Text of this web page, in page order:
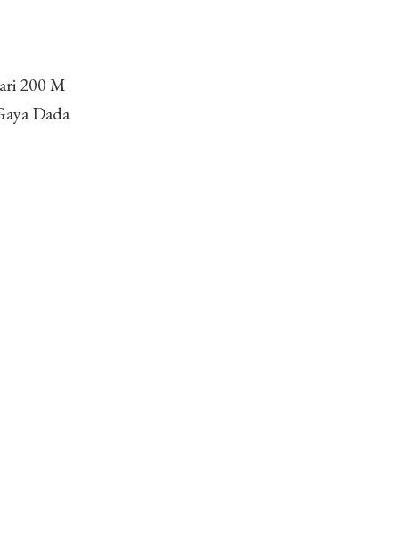
200 M
Dada